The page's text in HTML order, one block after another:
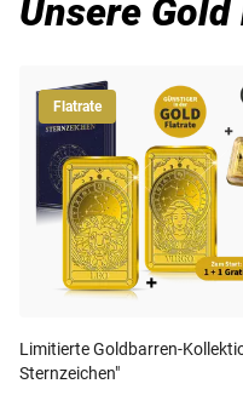
Unsere
Flatrate
Limitierte Goldbarren-
Sternzeichen"